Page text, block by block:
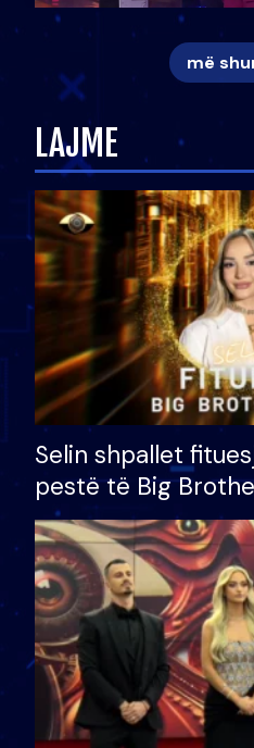
më
LAJME
Selin shpallet
pestë të Big
çmimin e madh